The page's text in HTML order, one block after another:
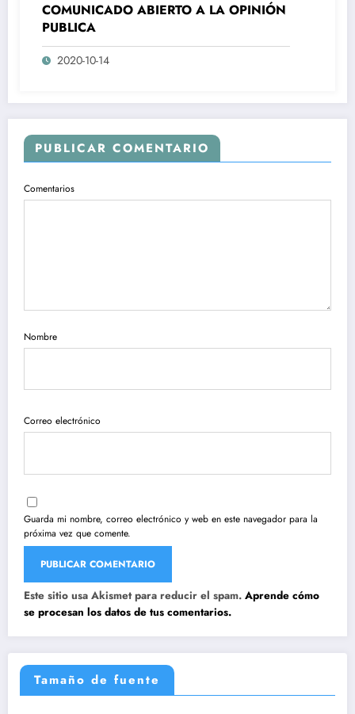
Tamaño de fuente
COMUNICADO ABIERTO A LA OPINIÓN
PUBLICA
2020-10-14
PUBLICAR COMENTARIO
Comentarios
Nombre
Correo electrónico
Guarda mi nombre, correo electrónico y web en este navegador para la
próxima vez que comente.
Este sitio usa Akismet para reducir el spam. Aprende cómo
se procesan los datos de tus comentarios.